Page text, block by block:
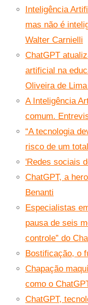
Inteligência
mas não é
Walter Carnielli
ChatGPT
artificial na
Oliveira de
A Inteligência
comum.
“A tecnologia
risco de um
'Redes sociais
ChatGPT, a
Benanti
Especialistas
pausa de seis
controle” do
Bostificação, o
Chapação
como o
ChatGPT,